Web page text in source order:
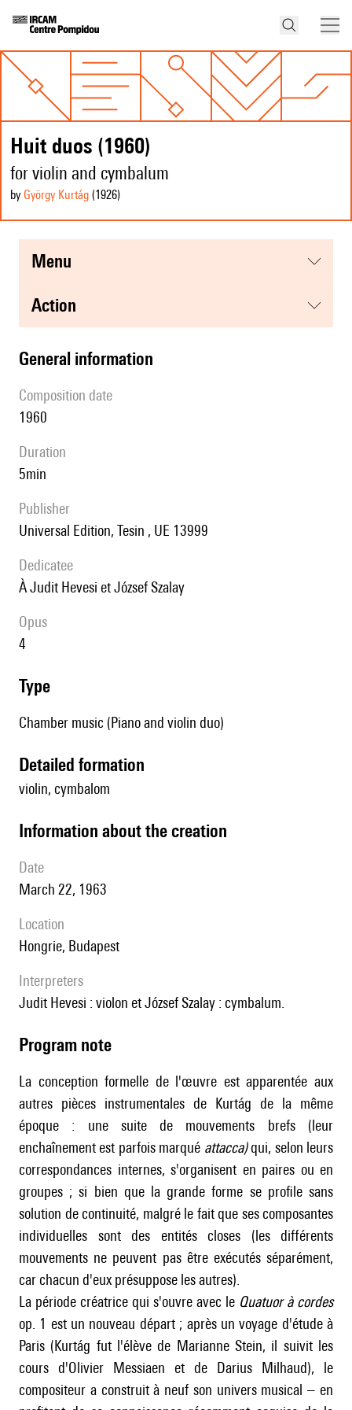
Huit duos (1960)
for violin and cymbalum
by György Kurtág (1926)
menu
action
general information
composition date
1960
duration
5min
publisher
Universal Edition, Tesin , UE 13999
Dedicatee
à Judit Hevesi et József Szalay
Opus
4
type
Chamber music (Piano and violin duo)
detailed formation
violin, cymbalom
information about the creation
date
March 22, 1963
location
Hongrie, Budapest
interpreters
Judit Hevesi : violon et József Szalay : cymbalum.
Program note
La conception formelle de l'œuvre est apparentée aux
autres pièces instrumentales de Kurtág de la même
époque : une suite de mouvements brefs (leur
enchaînement est parfois marqué attacca)qui, selon leurs
correspondances internes, s'organisent en paires ou en
groupes ; si bien que la grande forme se profile sans
solution de continuité, malgré le fait que ses composantes
individuelles sont des entités closes (les différents
mouvements ne peuvent pas être exécutés séparément,
car chacun d'eux présuppose les autres).
La période créatrice qui s'ouvre avec le Quatuor à cordes
op. 1 est un nouveau départ ; après un voyage d'étude à
Paris (Kurtág fut l'élève de Marianne Stein, il suivit les
cours d'Olivier Messiaen et de Darius Milhaud), le
compositeur a construit à neuf son univers musical – en